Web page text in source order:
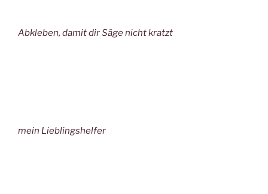
Abkleben, damit dir Säge nicht kratzt
mein Lieblingshelfer